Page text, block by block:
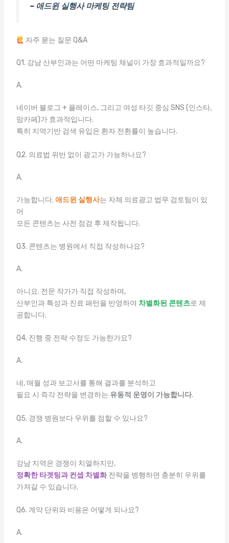
– 애드윈 실행사 마케팅 전략팀
자주 묻는 질문 Q&A
Q1. 강남 산부인과는 어떤 마케팅 채널이 가장 효과적일까요?
A.
네이버 블로그 + 플레이스, 그리고 여성 타깃 중심 SNS (인스타,
맘카페)가 효과적입니다.
특히 지역기반 검색 유입은 환자 전환률이 높습니다.
Q2. 의료법 위반 없이 광고가 가능하나요?
A.
가능합니다. 애드윈 실행사는 자체 의료광고 법무 검토팀이 있
어
모든 콘텐츠는 사전 점검 후 제작됩니다.
Q3. 콘텐츠는 병원에서 직접 작성하나요?
A.
아니요. 전문 작가가 직접 작성하며,
산부인과 특성과 진료 패턴을 반영하여 차별화된 콘텐츠로 제
공합니다.
Q4. 진행 중 전략 수정도 가능한가요?
A.
네, 매월 성과 보고서를 통해 결과를 분석하고
필요 시 즉각 전략을 변경하는 유동적 운영이 가능합니다.
Q5. 경쟁 병원보다 우위를 점할 수 있나요?
A.
강남 지역은 경쟁이 치열하지만,
정확한 타겟팅과 컨셉 차별화전략을 병행하면 충분히 우위를
가져갈 수 있습니다.
Q6. 계약 단위와 비용은 어떻게 되나요?
A.